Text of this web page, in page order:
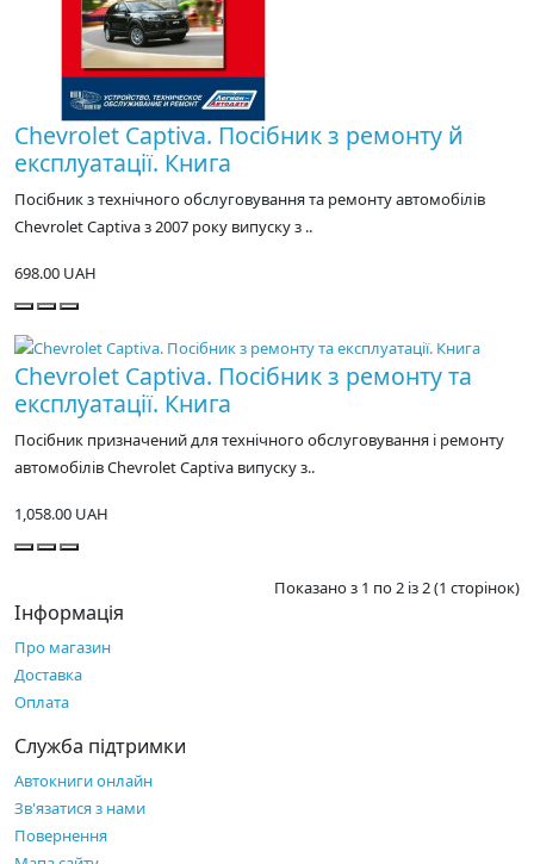
Chevrolet Captiva. Посібник з ремонту й
експлуатації. Книга
Посібник з технічного обслуговування та ремонту автомобілів
Chevrolet Captiva з 2007 року випуску з ..
698.00 UAH
Chevrolet Captiva. Посібник з ремонту та
експлуатації. Книга
Посібник призначений для технічного обслуговування і ремонту
автомобілів Chevrolet Captiva випуску з..
1,058.00 UAH
Показано з 1 по 2 із 2 (1 сторінок)
Інформація
Про магазин
Доставка
Оплата
Служба підтримки
Автокниги онлайн
Зв'язатися з нами
Повернення